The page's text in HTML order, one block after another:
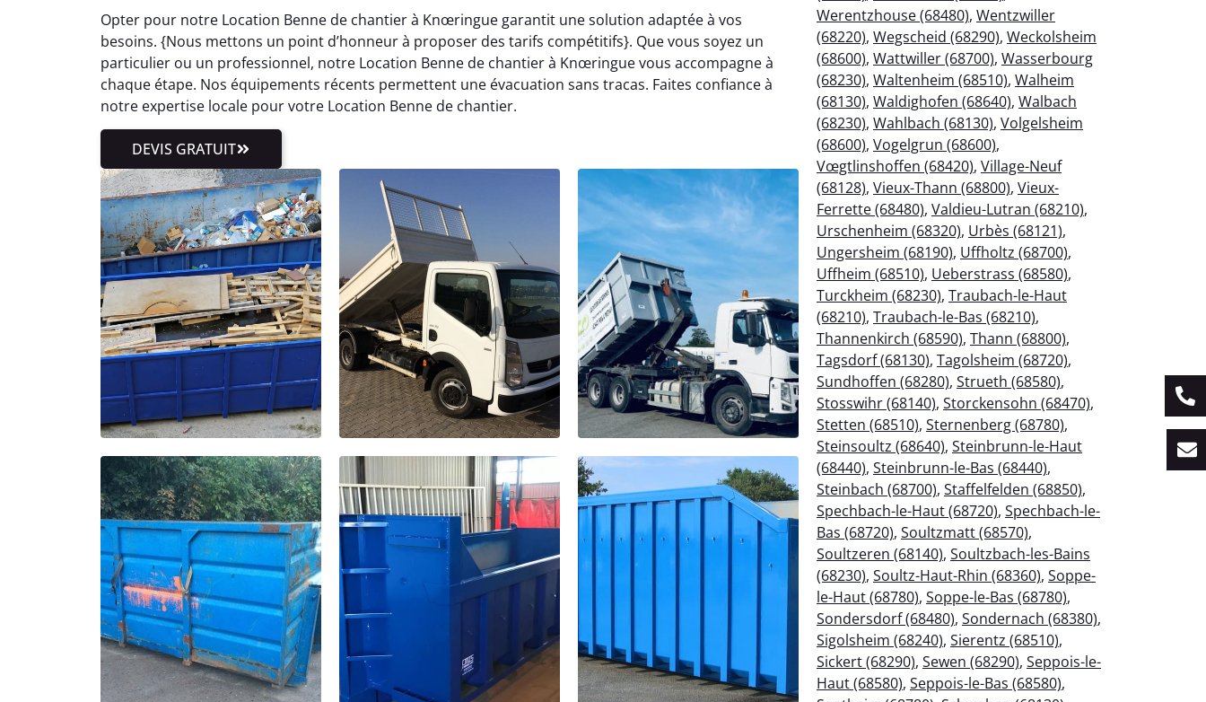
Opter pour notre Location Benne de chantier à Knœringue garantit une solution adaptée à vos
besoins. {Nous mettons un point d’honneur à proposer des tarifs compétitifs}. Que vous soyez un
particulier ou un professionnel, notre Location Benne de chantier à Knœringue vous accompagne à
chaque étape. Nos équipements récents permettent une évacuation sans tracas. Faites confiance à
notre expertise locale pour votre Location Benne de chantier.
DEVIS GRATUIT
Werentzhouse (68480), Wentzwiller
(68220), Wegscheid (68290), Weckolsheim
(68600), Wattwiller (68700), Wasserbourg
(68230), Waltenheim (68510), Walheim
(68130), Waldighofen (68640), Walbach
(68230), Wahlbach (68130), Volgelsheim
(68600), Vogelgrun (68600),
Vœgtlinshoffen (68420), Village-Neuf
(68128), Vieux-Thann (68800), Vieux-
Ferrette (68480), Valdieu-Lutran (68210),
Urschenheim (68320), Urbès (68121),
Ungersheim (68190), Uffholtz (68700),
Uffheim (68510), Ueberstrass (68580),
Turckheim (68230), Traubach-le-Haut
(68210), Traubach-le-Bas (68210),
Thannenkirch (68590), Thann (68800),
Tagsdorf (68130), Tagolsheim (68720),
Sundhoffen (68280), Strueth (68580),
Stosswihr (68140), Storckensohn (68470),
Stetten (68510), Sternenberg (68780),
Steinsoultz (68640), Steinbrunn-le-Haut
(68440), Steinbrunn-le-Bas (68440),
Steinbach (68700), Staffelfelden (68850),
Spechbach-le-Haut (68720), Spechbach-le-
Bas (68720), Soultzmatt (68570),
Soultzeren (68140), Soultzbach-les-Bains
(68230), Soultz-Haut-Rhin (68360), Soppe-
le-Haut (68780), Soppe-le-Bas (68780),
Sondersdorf (68480), Sondernach (68380),
Sigolsheim (68240), Sierentz (68510),
Sickert (68290), Sewen (68290), Seppois-le-
Haut (68580), Seppois-le-Bas (68580),